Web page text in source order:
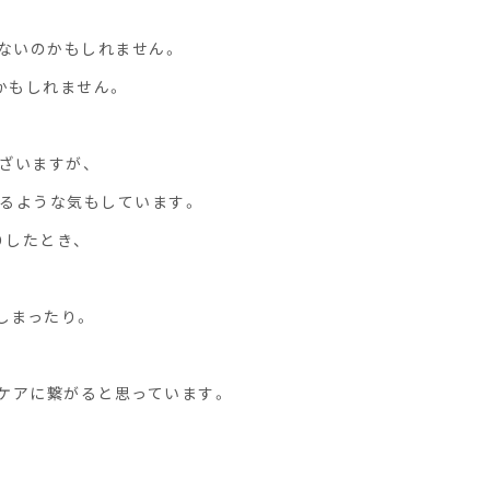
いのかもしれません。
しれません。
いますが、
ような気もしています。
たとき、
まったり。
に繋がると思っています。